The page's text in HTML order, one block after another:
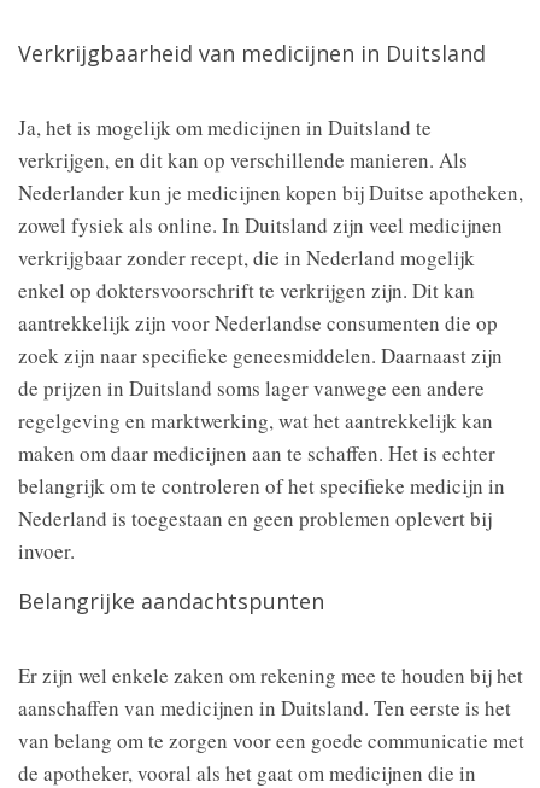
Verkrijgbaarheid van medicijnen in Duitsland
Ja, het is mogelijk om medicijnen in Duitsland te
verkrijgen, en dit kan op verschillende manieren. Als
Nederlander kun je medicijnen kopen bij Duitse apotheken,
zowel fysiek als online. In Duitsland zijn veel medicijnen
verkrijgbaar zonder recept, die in Nederland mogelijk
enkel op doktersvoorschrift te verkrijgen zijn. Dit kan
aantrekkelijk zijn voor Nederlandse consumenten die op
zoek zijn naar specifieke geneesmiddelen. Daarnaast zijn
de prijzen in Duitsland soms lager vanwege een andere
regelgeving en marktwerking, wat het aantrekkelijk kan
maken om daar medicijnen aan te schaffen. Het is echter
belangrijk om te controleren of het specifieke medicijn in
Nederland is toegestaan en geen problemen oplevert bij
invoer.
Belangrijke aandachtspunten
Er zijn wel enkele zaken om rekening mee te houden bij het
aanschaffen van medicijnen in Duitsland. Ten eerste is het
van belang om te zorgen voor een goede communicatie met
de apotheker, vooral als het gaat om medicijnen die in